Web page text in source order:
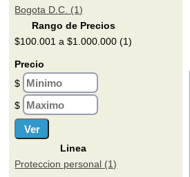
Bogota D.C. (1)
Rango de Precios
$100.001 a $1.000.000 (1)
Precio
$
$
Linea
Proteccion personal (1)